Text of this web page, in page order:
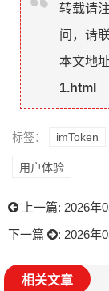
转载请
问，请
本文地址
1.html
标签： imToken
用户体验
上一篇: 2026年
下一篇
: 2026年
相关文章